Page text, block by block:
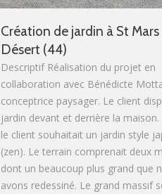
Création de jardin à St
Désert (44)
Descriptif Réalisation du projet en
collaboration avec Bénédicte
conceptrice paysager. Le client
jardin devant et derrière la maison.
le client souhaitait un jardin style
(zen). Le terrain comprenait deux
dont un beaucoup plus grand que
avons redessiné. Le grand massif